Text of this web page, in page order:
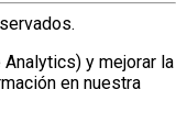
y mejorar la
en nuestra